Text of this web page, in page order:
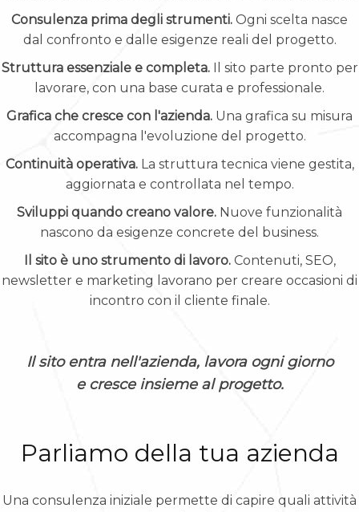
Consulenza prima degli strumenti. Ogni scelta nasce
dal confronto e dalle esigenze reali del progetto.
Struttura essenziale e completa.Il sito parte pronto per
lavorare, con una base curata e professionale.
Grafica che cresce con l'azienda. Una grafica su misura
accompagna l'evoluzione del progetto.
Continuità operativa.La struttura tecnica viene gestita,
aggiornata e controllata nel tempo.
Sviluppi quando creano valore. Nuove funzionalità
nascono da esigenze concrete del business.
Il sito è uno strumento di lavoro.Contenuti, SEO,
newsletter e marketing lavorano per creare occasioni di
incontro con il cliente finale.
Il sito entra nell'azienda, lavora ogni giorno
e cresce insieme al progetto.
Parliamo della tua azienda
Una consulenza iniziale permette di capire quali attività